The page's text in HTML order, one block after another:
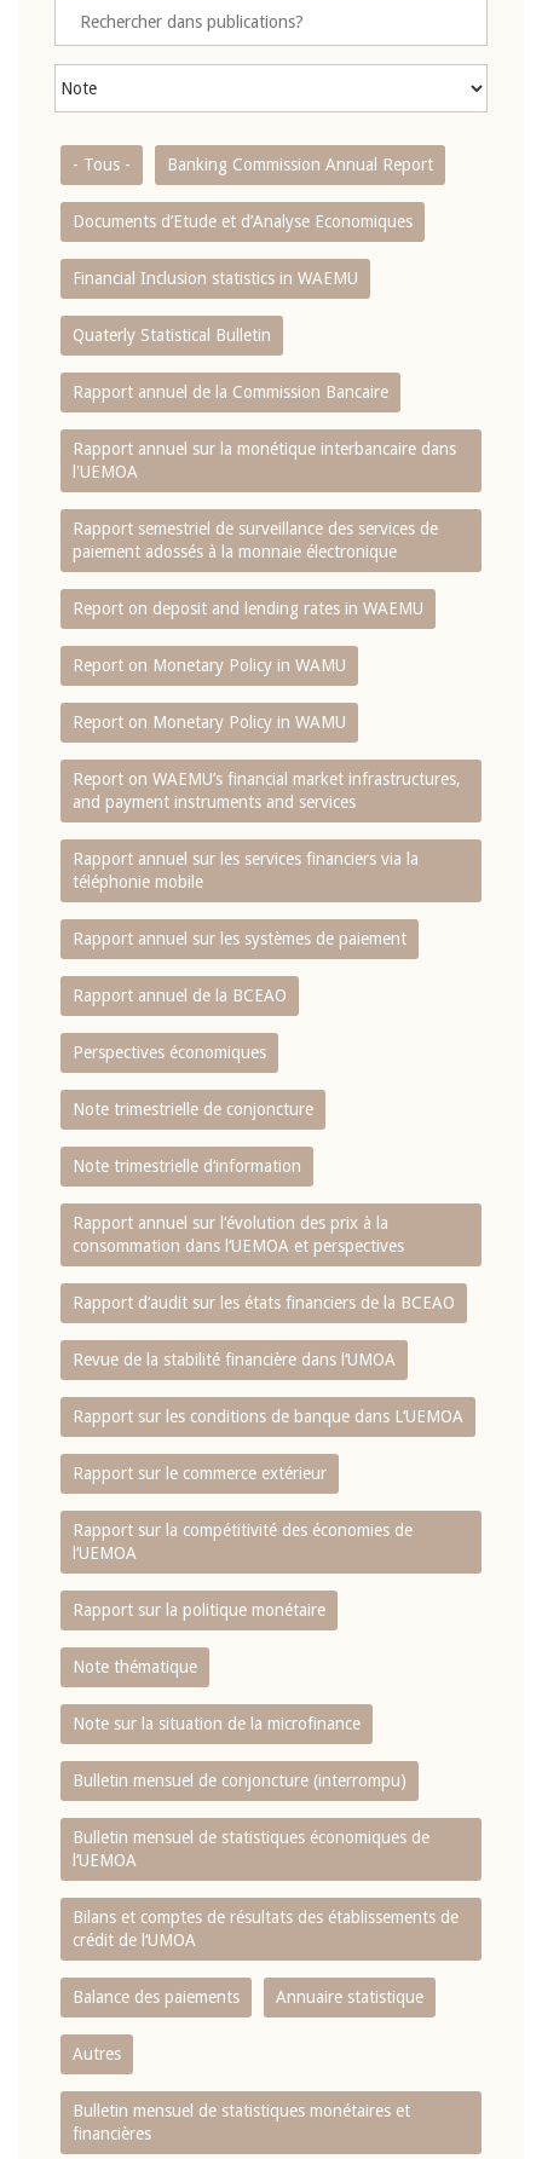
- Tous - Banking Commission Annual Report
Documents d’Etude et d’Analyse Economiques
Financial Inclusion statistics in WAEMU
Quaterly Statistical Bulletin
Rapport annuel de la Commission Bancaire
Rapport annuel sur la monétique interbancaire dans
l'UEMOA
Rapport semestriel de surveillance des services de
paiement adossés à la monnaie électronique
Report on deposit and lending rates in WAEMU
Report on Monetary Policy in WAMU
Report on Monetary Policy in WAMU
Report on WAEMU’s financial market infrastructures,
and payment instruments and services
Rapport annuel sur les services financiers via la
téléphonie mobile
Rapport annuel sur les systèmes de paiement
Rapport annuel de la BCEAO
Perspectives économiques
Note trimestrielle de conjoncture
Note trimestrielle d‘information
Rapport annuel sur l‘évolution des prix à la
consommation dans l‘UEMOA et perspectives
Rapport d‘audit sur les états financiers de la BCEAO
Revue de la stabilité financière dans l‘UMOA
Rapport sur les conditions de banque dans L‘UEMOA
Rapport sur le commerce extérieur
Rapport sur la compétitivité des économies de
l‘UEMOA
Rapport sur la politique monétaire
Note thématique
Note sur la situation de la microfinance
Bulletin mensuel de conjoncture (interrompu)
Bulletin mensuel de statistiques économiques de
l‘UEMOA
Bilans et comptes de résultats des établissements de
crédit de l‘UMOA
Balance des paiements Annuaire statistique
Autres
Bulletin mensuel de statistiques monétaires et
financières